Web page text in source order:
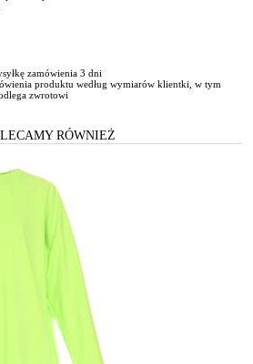
zamówienia 3 dni
produktu według wymiarów klientki, w tym
zwrotowi
RÓWNIEŻ